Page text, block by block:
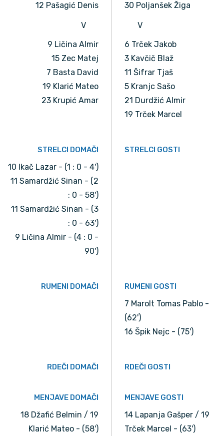
12 Pašagić Denis
V
9 Ličina Almir
15 Zec Matej
7 Basta David
19 Klarić Mateo
23 Krupić Amar
30 Poljanšek Žiga
V
6 Trček Jakob
3 Kavčič Blaž
11 Šifrar Tjaš
5 Kranjc Sašo
21 Durdžić Almir
19 Trček Marcel
STRELCI DOMAČI
10 Ikač Lazar - (1 : 0 - 4')
11 Samardžić Sinan - (2
: 0 - 58')
11 Samardžić Sinan - (3
: 0 - 63')
9 Ličina Almir - (4 : 0 -
90')
STRELCI GOSTI
RUMENI DOMAČI RUMENI GOSTI
7 Marolt Tomas Pablo -
(62')
16 Špik Nejc - (75')
RDEČI DOMAČI RDEČI GOSTI
MENJAVE DOMAČI
18 Džafić Belmin / 19
Klarić Mateo - (58')
MENJAVE GOSTI
14 Lapanja Gašper / 19
Trček Marcel - (63')